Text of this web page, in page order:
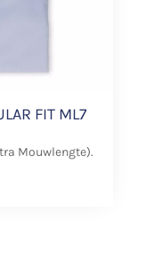
FIT ML7
Mouwlengte).